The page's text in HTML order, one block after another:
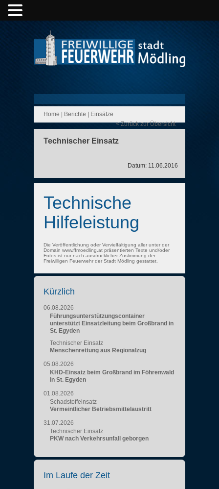
Home Berichte
Einsätze
< Zurück zur Übersicht
Technischer Einsatz
Datum: 11.06.2016
Technische
Hilfeleistung
Die Veröffentlichung oder Vervielfältigung aller unter der
Domain www.ffmoedling.at präsentierten Texte und/oder
Fotos ist nur nach ausdrücklicher Zustimmung der
Freiwilligen Feuerwehr der Stadt Mödling gestattet.
Kürzlich
06.08.2026
Führungsunterstützungscontainer
unterstützt Einsatzleitung beim Großbrand in
St. Egyden
Technischer Einsatz
Menschenrettung aus Regionalzug
05.08.2026
KHD-Einsatz beim Großbrand im Föhrenwald
in St. Egyden
01.08.2026
Schadstoffeinsatz
Vermeintlicher Betriebsmittelaustritt
31.07.2026
Technischer Einsatz
PKW nach Verkehrsunfall geborgen
Im Laufe der Zeit